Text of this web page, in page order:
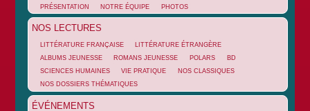
PRÉSENTATION NOTRE ÉQUIPE PHOTOS
NOS LECTURES
LITTÉRATURE FRANÇAISE
LITTÉRATURE ÉTRANGÈRE
ALBUMS JEUNESSE
ROMANS JEUNESSE POLARS
BD
SCIENCES HUMAINES
VIE PRATIQUE
NOS CLASSIQUES
NOS DOSSIERS THÉMATIQUES
ÉVÉNEMENTS